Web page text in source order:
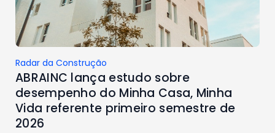
Radar da Construção
ABRAINC lança estudo sobre
desempenho do Minha Casa, Minha
Vida referente primeiro semestre de
2026